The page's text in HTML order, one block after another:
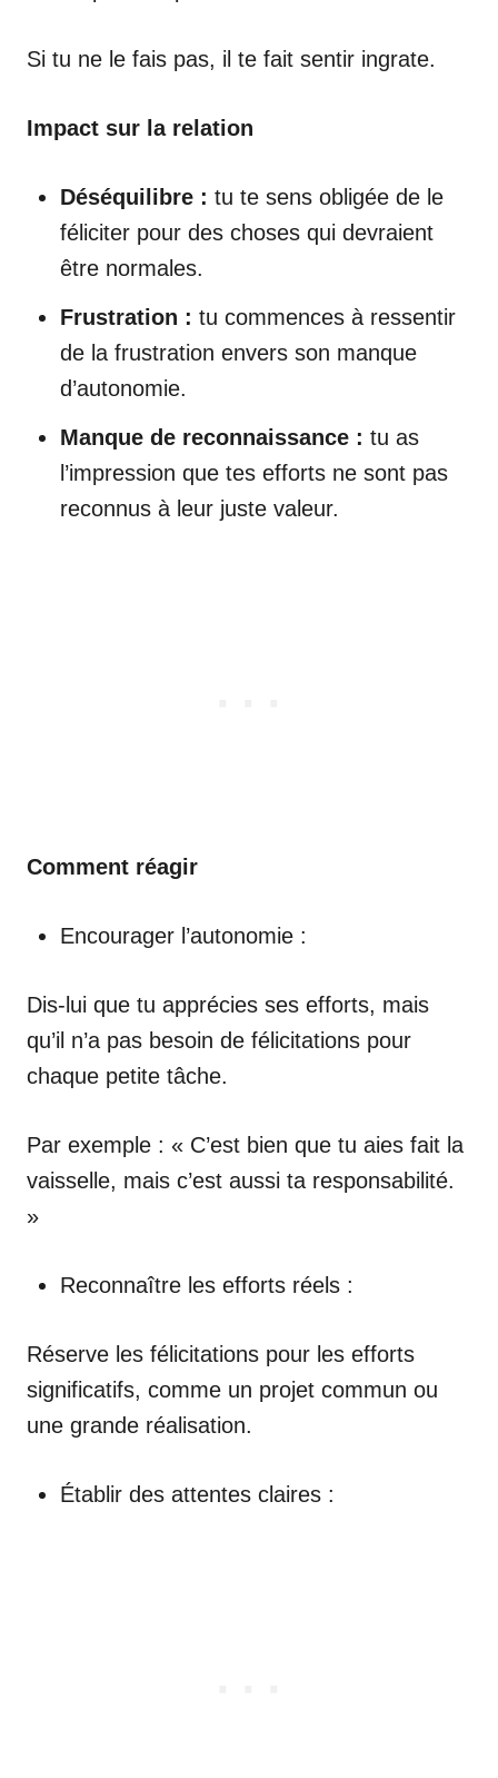
Si tu ne le fais pas, il te fait sentir ingrate.
Impact sur la relation
Déséquilibre : tu te sens obligée de le
féliciter pour des choses qui devraient
être normales.
Frustration : tu commences à ressentir
de la frustration envers son manque
d’autonomie.
Manque de reconnaissance : tu as
l’impression que tes efforts ne sont pas
reconnus à leur juste valeur.
Comment réagir
Encourager l’autonomie :
Dis-lui que tu apprécies ses efforts, mais
qu’il n’a pas besoin de félicitations pour
chaque petite tâche.
Par exemple : « C’est bien que tu aies fait la
vaisselle, mais c’est aussi ta responsabilité.
»
Reconnaître les efforts réels :
Réserve les félicitations pour les efforts
significatifs, comme un projet commun ou
une grande réalisation.
Établir des attentes claires :